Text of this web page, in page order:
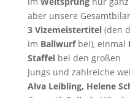
aber unsere
3 Vizemeistertitel(den
im Ballwurfbei), einmal
Staffelbei den großen
Jungs und zahlreiche
Alva Leibling, Helene